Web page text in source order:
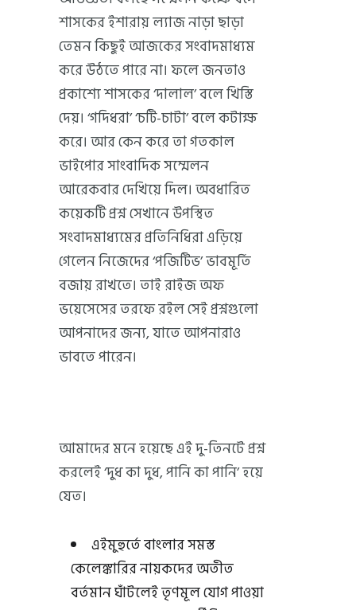
শাসকের ইশারায় ল্যাজ নাড়া ছাড়া
তেমন কিছুই আজকের সংবাদমাধ্যম
করে উঠতে পারে না। ফলে জনতাও
প্রকাশ্যে শাসকের ‘দালাল’ বলে খিস্তি
দেয়। ‘গদিধরা’ ‘চটি-চাটা’ বলে কটাক্ষ
করে। আর কেন করে তা গতকাল
ভাইপোর সাংবাদিক সম্মেলন
আরেকবার দেখিয়ে দিল। অবধারিত
কয়েকটি প্রশ্ন সেখানে উপস্থিত
সংবাদমাধ্যমের প্রতিনিধিরা এড়িয়ে
গেলেন নিজেদের ‘পজিটিভ’ ভাবমূর্তি
বজায় রাখতে। তাই রাইজ অফ
ভয়েসেসের তরফে রইল সেই প্রশ্নগুলো
আপনাদের জন্য, যাতে আপনারাও
ভাবতে পারেন।
আমাদের মনে হয়েছে এই দু-তিনটে প্রশ্ন
করলেই ‘দুধ কা দুধ, পানি কা পানি’ হয়ে
যেত।
এইমুহুর্তে বাংলার সমস্ত
কেলেঙ্কারির নায়কদের অতীত
বর্তমান ঘাঁটলেই তৃণমূল যোগ পাওয়া